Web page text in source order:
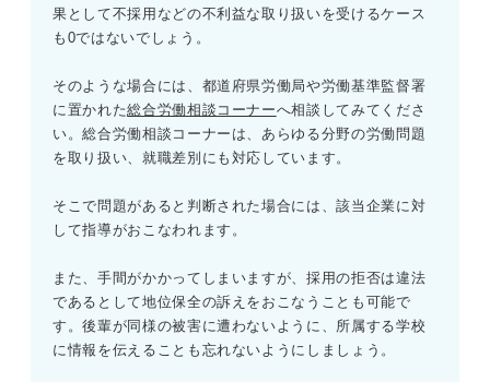
②「最近読んだ本はない」と答える
おすすめ本を参考に「最近読んだ本」の回答を準備
し選考を突破しよう
果として不採用などの不利益な取り扱いを受けるケース
も0ではないでしょう。
そのような場合には、都道府県労働局や労働基準監督署
に置かれた総合労働相談コーナーへ相談してみてくださ
い。総合労働相談コーナーは、あらゆる分野の労働問題
を取り扱い、就職差別にも対応しています。
そこで問題があると判断された場合には、該当企業に対
して指導がおこなわれます。
また、手間がかかってしまいますが、採用の拒否は違法
であるとして地位保全の訴えをおこなうことも可能で
す。後輩が同様の被害に遭わないように、所属する学校
に情報を伝えることも忘れないようにしましょう。
随筆・小説①道をひらく
随筆・小説③夢をかなえるゾウ
随筆・小説④君たちはどう生きるか
自己啓発本①7つの習慣
自己啓発本③金持ち父さん・貧乏父さん
自己啓発本④エッセンシャル思考